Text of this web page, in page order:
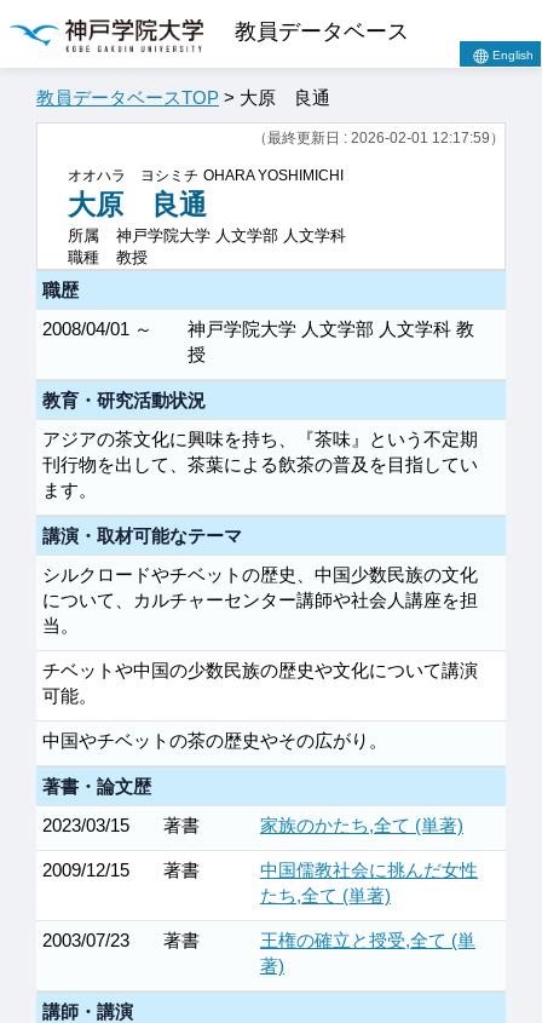
教員データベース
English
教員データベースTOP > 大原 良通
（最終更新日 : 2026-02-01 12:17:59）
オオハラ ヨシミチ OHARA YOSHIMICHI
大原 良通
所属
神戸学院大学 人文学部 人文学科
職種
教授
職歴
2008/04/01 ～
神戸学院大学 人文学部 人文学科 教
授
教育・研究活動状況
アジアの茶文化に興味を持ち、『茶味』という不定期
刊行物を出して、茶葉による飲茶の普及を目指してい
ます。
講演・取材可能なテーマ
シルクロードやチベットの歴史、中国少数民族の文化
について、カルチャーセンター講師や社会人講座を担
当。
チベットや中国の少数民族の歴史や文化について講演
可能。
中国やチベットの茶の歴史やその広がり。
著書・論文歴
2023/03/15
著書 家族のかたち,全て (単著)
2009/12/15 著書
中国儒教社会に挑んだ女性
たち,全て (単著)
2003/07/23 著書
王権の確立と授受,全て (単
著)
講師・講演